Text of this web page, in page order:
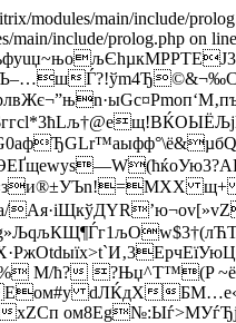
modules/main/include/
main/include/
Љ–…ш
М/ћ?
dЛЌдX